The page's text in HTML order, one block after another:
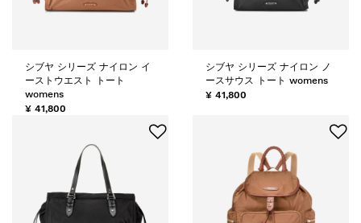
シブヤ シリーズ ナイロン イ
ーストウエスト トート
womens
¥ 41,800
シブヤ シリーズ ナイロン ノ
ースサウス トート womens
¥ 41,800